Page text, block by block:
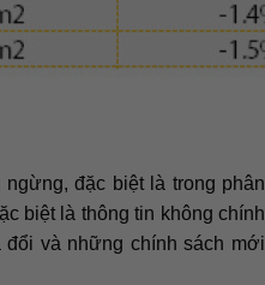
đặc biệt là trong phân
biệt là thông tin không chính
và những chính sách mới